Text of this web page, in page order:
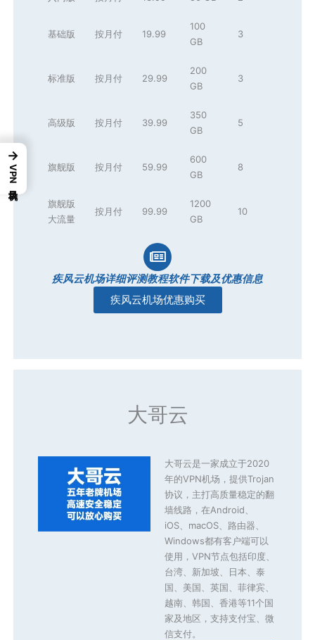
基础版 按月付 19.99
100
GB
3
标准版 按月付 29.99
200
GB
3
高级版 按月付 39.99
350
GB
5
旗舰版 按月付 59.99
600
GB
8
旗舰版
大流量
按月付 99.99
1200
GB
10
疾风云机场详细评测教程软件下载及优惠信息
疾风云机场优惠购买
大哥云
大哥云是一家成立于2020
年的VPN机场，提供Trojan
协议，主打高质量稳定的翻
墙线路，在Android、
iOS、macOS、路由器、
Windows都有客户端可以
使用，VPN节点包括印度、
台湾、新加坡、日本、泰
国、美国、英国、菲律宾、
越南、韩国、香港等11个国
家及地区，支持支付宝、微
信支付。
→
VPN机场目录